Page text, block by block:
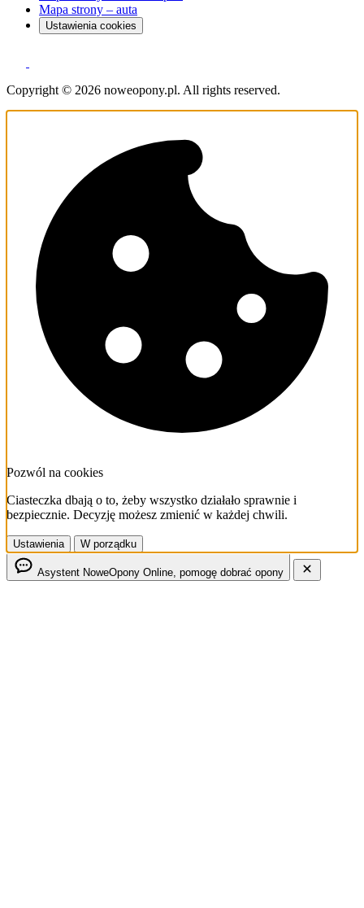
Mapa strony – auta
Ustawienia cookies
Copyright © 2026 noweopony.pl. All rights reserved.
Pozwól na cookies
Ciasteczka dbają o to, żeby wszystko działało sprawnie i
bezpiecznie. Decyzję możesz zmienić w każdej chwili.
Ustawienia W porządku
Asystent NoweOpony Online, pomogę dobrać opony